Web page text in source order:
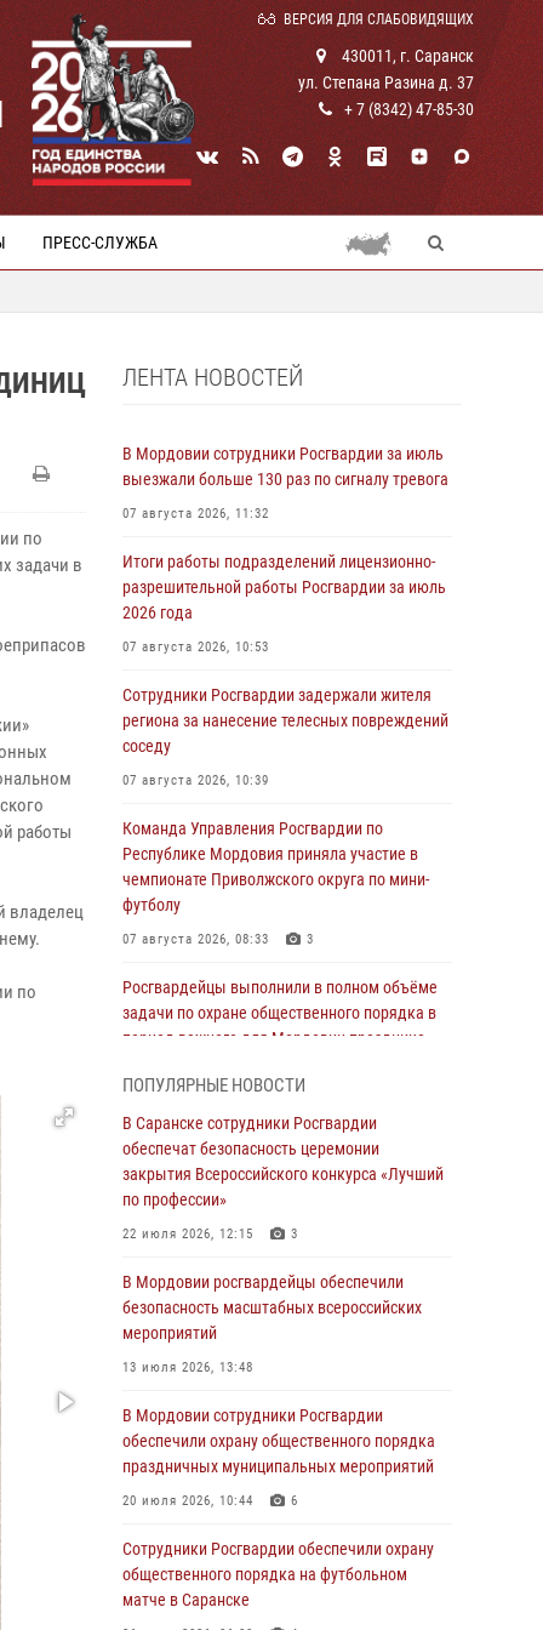
ВЕРСИЯ ДЛЯ СЛАБОВИДЯЩИХ
430011, г. Саранск
ул. Степана Разина д. 37
+ 7 (8342) 47-85-30
ПРЕСС-СЛУЖБА
по
задачи в
работы
владелец
по
ЛЕНТА НОВОСТЕЙ
В Мордовии сотрудники Росгвардии за июль
выезжали больше 130 раз по сигналу тревога
07 августа 2026, 11:32
Итоги работы подразделений лицензионно-
разрешительной работы Росгвардии за июль
2026 года
07 августа 2026, 10:53
Сотрудники Росгвардии задержали жителя
региона за нанесение телесных повреждений
соседу
07 августа 2026, 10:39
Команда Управления Росгвардии по
Республике Мордовия приняла участие в
чемпионате Приволжского округа по мини-
футболу
07 августа 2026, 08:33 3
Росгвардейцы выполнили в полном объёме
задачи по охране общественного порядка в
период важного для Мордовии праздника
В Мордовии руководство и личный состав
Росгвардии приняли участие в празднествах,
посвящённых 25-летию канонизации Фёдора
Ушакова
06 августа 2026, 08:14
В Саранске сотрудники Росгвардии
задержали дебошира, повредившего
имущество в кафе
06 августа 2026, 07:03
В Саранске по обращению жителей
правоохранители отреагировали
незамедлительно
05 августа 2026, 15:04
В Саранске сотрудники Росгвардии
задержали мужчину, подозреваемого в
причинении телесных повреждений супруге
ПОПУЛЯРНЫЕ НОВОСТИ
В Саранске сотрудники Росгвардии
обеспечат безопасность церемонии
закрытия Всероссийского конкурса «Лучший
по профессии»
22 июля 2026, 12:15 3
В Мордовии росгвардейцы обеспечили
безопасность масштабных всероссийских
мероприятий
13 июля 2026, 13:48
В Мордовии сотрудники Росгвардии
обеспечили охрану общественного порядка
праздничных муниципальных мероприятий
20 июля 2026, 10:44 6
Сотрудники Росгвардии обеспечили охрану
общественного порядка на футбольном
матче в Саранске